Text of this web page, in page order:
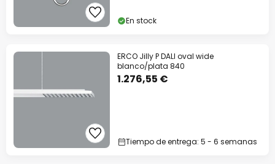
En stock
ERCO Jilly P DALI oval wide
blanco/plata 840
1.276,55 €
Tiempo de entrega: 5 - 6 semanas